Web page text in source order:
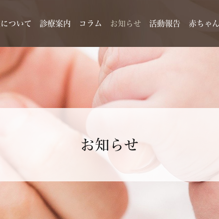
ついて 診療案内 コラム お知らせ 活動報告 赤ちゃ
お知らせ